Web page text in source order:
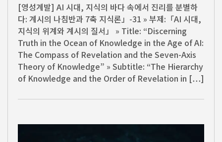
[영성계발] AI 시대, 지식의 바다 속에서 진리를 분별하
다: 계시의 나침반과 7축 지식론」-31 » 부제:「AI 시대,
지식의 위계와 계시의 질서」 » Title: “Discerning
Truth in the Ocean of Knowledge in the Age of AI:
The Compass of Revelation and the Seven-Axis
Theory of Knowledge” » Subtitle: “The Hierarchy
of Knowledge and the Order of Revelation in […]